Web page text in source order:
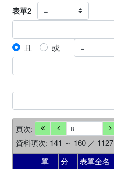
表單2
且 或
頁次:
資料項次: 141 ～ 160 ／ 1127
單
分
表單全名